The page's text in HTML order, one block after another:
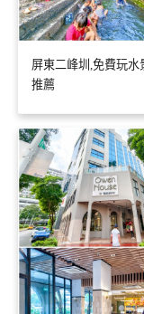
屏東二峰圳,免費玩
推薦